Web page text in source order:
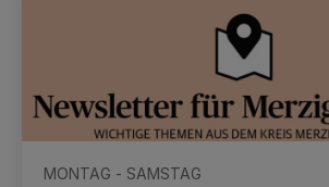
MONTAG - SAMSTAG